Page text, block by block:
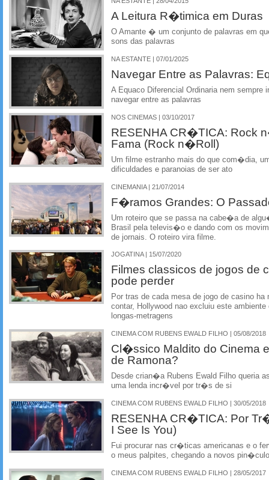
A Leitura R�timica em Duras
O Amante � um conjunto de palavras em
sons das palavras
NA ESTANTE | 07/01/2025
Navegar Entre as Palavras:
A Equaco Diferencial Ordinaria nem sempre
navegar entre as palavras
NOS CINEMAS | 03/10/2017
RESENHA CR�TICA: Rock
Fama (Rock n�Roll)
Um filme estranho mais do que com�dia,
dificuldades e paranoias de ser ato
CINEMANIA | 21/07/2014
F�ramos Grandes: O
Um roteiro que se passa na cabe�a de
Brasil pela televis�o e dando com os
de jornais. O roteiro vira filme.
JOGATINA | 15/07/2020
Filmes classicos de jogos de
pode perder
Por tras de cada mesa de jogo de casino
contar, Hollywood nao excluiu este
longas-metragens
CINEMA COM RUBENS EWALD FILHO | 05/08/2018
Cl�ssico Maldito do Cinema
de Ramona?
Desde crian�a Rubens Ewald Filho queria
uma lenda incr�vel por tr�s de si
CINEMA COM RUBENS EWALD FILHO | 30/05/2018
RESENHA CR�TICA: Por
I See Is You)
Fui procurar nas cr�ticas americanas e o
o meus palpites, chegando a novos
CINEMA COM RUBENS EWALD FILHO | 28/05/2017